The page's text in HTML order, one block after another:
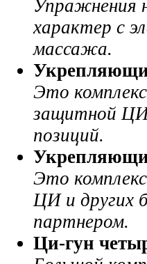
Упражнения
характер с
массажа.
Это
защитной
позиций.
Это
ЦИ и других
партнером.
Ци-гун